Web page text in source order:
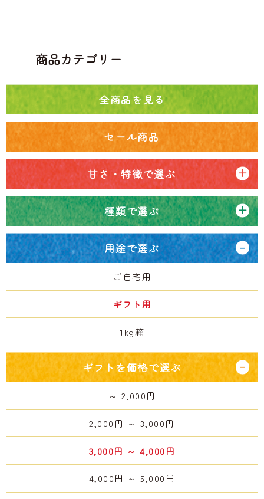
商品カテゴリー
全商品を見る
セール商品
甘さ・特徴で選ぶ
種類で選ぶ
用途で選ぶ
ご自宅用
ギフト用
1kg箱
ギフトを価格で選ぶ
～ 2,000円
2,000円 ～ 3,000円
3,000円 ～ 4,000円
4,000円 ～ 5,000円